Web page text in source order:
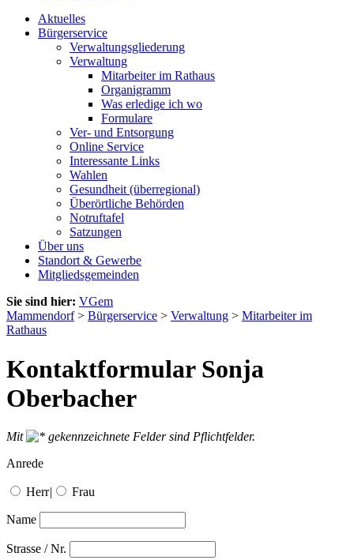
Aktuelles
Bürgerservice
Verwaltungsgliederung
Verwaltung
Mitarbeiter im Rathaus
Organigramm
Was erledige ich wo
Formulare
Ver- und Entsorgung
Online Service
Interessante Links
Wahlen
Gesundheit (überregional)
Überörtliche Behörden
Notruftafel
Satzungen
Über uns
Standort & Gewerbe
Mitgliedsgemeinden
Sie sind hier: VGem
Mammendorf> Bürgerservice > Verwaltung > Mitarbeiter im
Rathaus
Kontaktformular Sonja
Oberbacher
Mit
gekennzeichnete Felder sind Pflichtfelder.
Anrede
Herr| Frau
Name
Strasse / Nr.